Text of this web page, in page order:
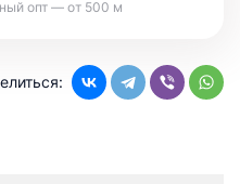
опт — от 500 м